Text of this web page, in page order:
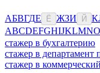
АБВГДЕ Ё ЖЗИ Й К
ABCDEFGHIJKLMNO
стажер в бухгалтерию
стажер в департамент
стажер в